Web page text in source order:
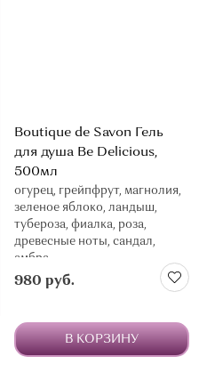
Boutique de Savon Гель
для душа Be Delicious,
500мл
огурец, грейпфрут, магнолия,
зеленое яблоко, ландыш,
тубероза, фиалка, роза,
древесные ноты, сандал,
амбра
980 руб.
В КОРЗИНУ